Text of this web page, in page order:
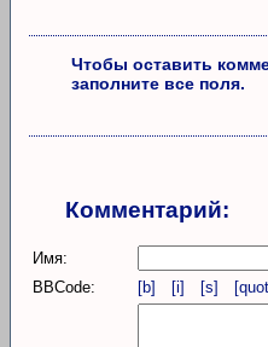
Чтобы оставить
заполните все поля.
Комментарий:
Имя:
BBCode:
[b] [i] [s]